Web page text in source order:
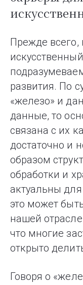
Прежде
развития. По
«железо» и
данные, то
связана с их
достаточно и
образом
обработки и
актуальны
это может
нашей
что многие
открыто
Говоря о